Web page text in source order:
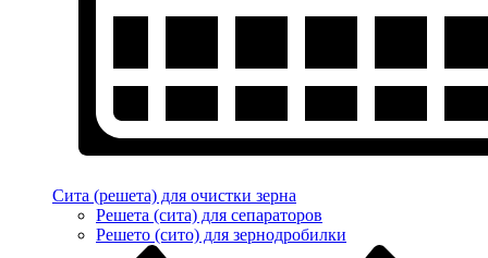
Сита (решета) для очистки зерна
Решета (сита) для сепараторов
Решето (сито) для зернодробилки